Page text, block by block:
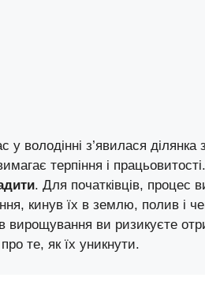
у володінні з’явилася
терпіння і
. Для початківців, процес
кинув їх в землю, полив і
вирощування ви ризикуєте
те, як їх уникнути.